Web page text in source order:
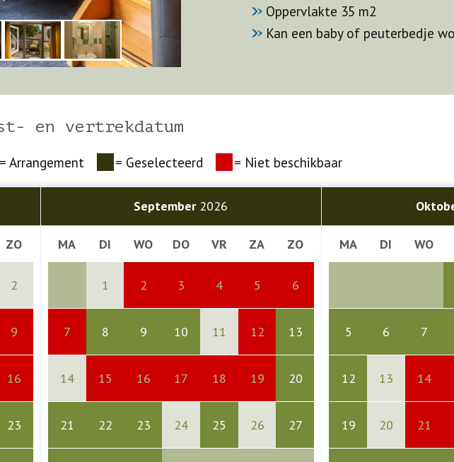
Oppervlakte 35 m2
Kan een baby of peuterbedje
Volgende
en vertrekdatum
= Arrangement = Geselecteerd = Niet beschikbaar
ZO
2
9
16
23
September 2026
MA DI WO DO VR ZA ZO
1 2 3 4 5 6
7 8 9 10 11 12 13
14 15 16 17 18 19 20
21 22 23 24 25 26 27
MA DI WO
5 6 7
12 13 14
19 20 21